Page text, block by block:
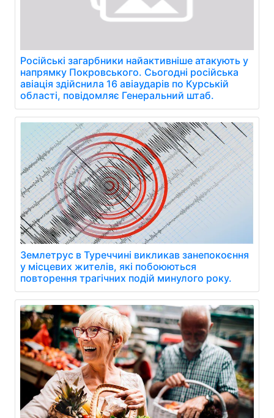
Російські загарбники найактивніше атакують у
напрямку Покровського. Сьогодні російська
авіація здійснила 16 авіаударів по Курській
області, повідомляє Генеральний штаб.
Землетрус в Туреччині викликав занепокоєння
у місцевих жителів, які побоюються
повторення трагічних подій минулого року.